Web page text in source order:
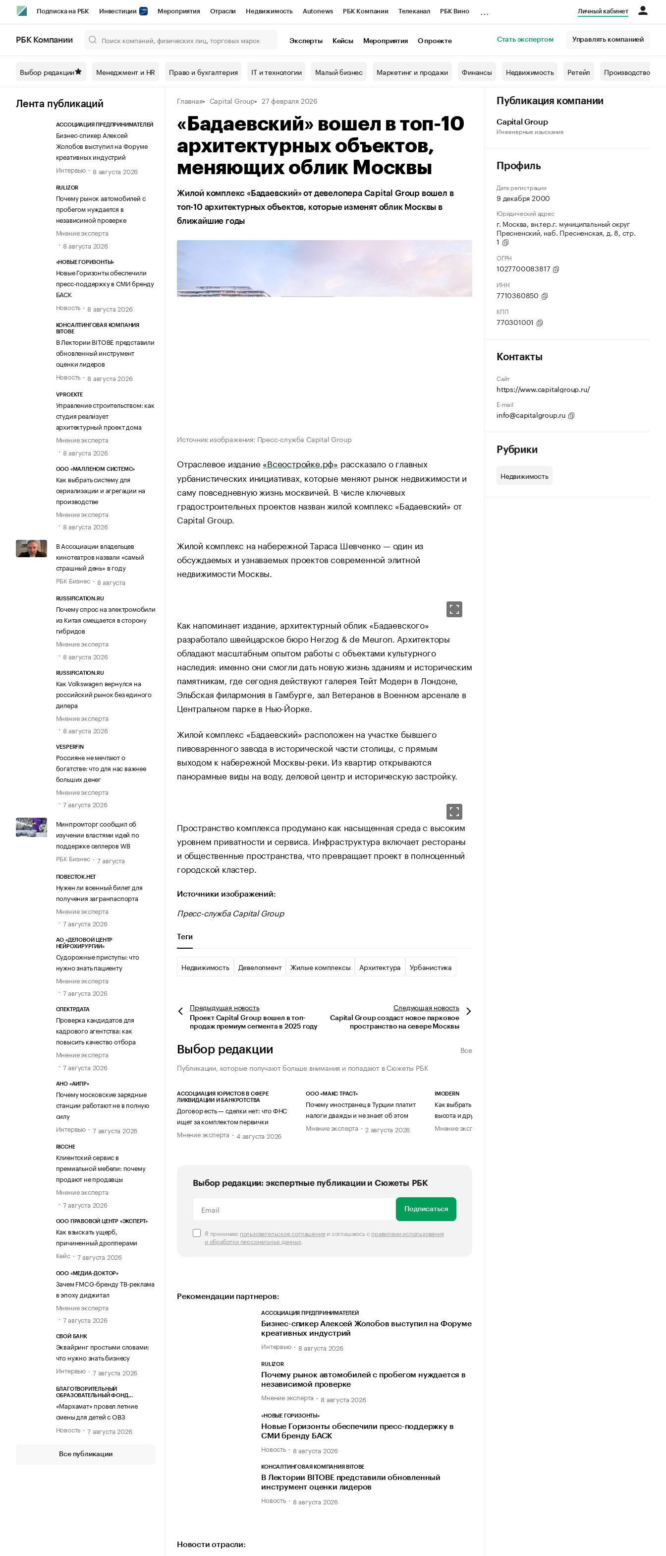
Подписка на РБК Инвестиции Мероприятия Отрасли Недвижимость Autonews РБК Компании Телеканал РБК Вино
Спецпроекты СПб Конференции СПб Спецпроекты Проверка контрагентов
Технологии и медиа Рынок наличной валюты
Личный кабинет
РБК Компании Эксперты Кейсы Мероприятия О проекте Стать экспертом Управлять компанией
Выбор редакции Менеджмент и HR Право и бухгалтерия IT и технологии Малый бизнес Маркетинг и продажи Финансы Недвижимость Ретейл Производство
Лента публикаций
АССОЦИАЦИЯ ПРЕДПРИНИМАТЕЛЕЙ
Бизнес-спикер Алексей
Жолобов выступил на Форуме
креативных индустрий
Интервью
8 августа 2026
RULIZOR
Почему рынок автомобилей с
пробегом нуждается в
независимой проверке
Мнение эксперта
8 августа 2026
«НОВЫЕ ГОРИЗОНТЫ»
Новые Горизонты обеспечили
пресс-поддержку в СМИ бренду
БАСК
Новость
8 августа 2026
КОНСАЛТИНГОВАЯ КОМПАНИЯ
BITOBE
В Лектории BITOBE представили
обновленный инструмент
оценки лидеров
Новость
8 августа 2026
VPROEKTE
Управление строительством: как
студия реализует
архитектурный проект дома
Мнение эксперта
8 августа 2026
ООО «МАЛЛЕНОМ СИСТЕМС»
Как выбрать систему для
сериализации и агрегации на
производстве
Мнение эксперта
8 августа 2026
В Ассоциации владельцев
кинотеатров назвали «самый
страшный день» в году
РБК Бизнес
8 августа
RUSSIFICATION.RU
Почему спрос на электромобили
из Китая смещается в сторону
гибридов
Мнение эксперта
8 августа 2026
RUSSIFICATION.RU
Как Volkswagen вернулся на
российский рынок без единого
дилера
Мнение эксперта
8 августа 2026
VESPERFIN
Россияне не мечтают о
богатстве: что для нас важнее
больших денег
Мнение эксперта
7 августа 2026
Минпромторг сообщил об
изучении властями идей по
поддержке селлеров WB
РБК Бизнес
7 августа
ПОВЕСТОК.НЕТ
Нужен ли военный билет для
получения загранпаспорта
Мнение эксперта
7 августа 2026
АО «ДЕЛОВОЙ ЦЕНТР
НЕЙРОХИРУРГИИ»
Судорожные приступы: что
нужно знать пациенту
Мнение эксперта
7 августа 2026
СПЕКТРДАТА
Проверка кандидатов для
кадрового агентства: как
повысить качество отбора
Мнение эксперта
7 августа 2026
АНО «АИПР»
Почему московские зарядные
станции работают не в полную
силу
Интервью
7 августа 2026
RICCHE
Клиентский сервис в
премиальной мебели: почему
продают не продавцы
Мнение эксперта
7 августа 2026
ООО ПРАВОВОЙ ЦЕНТР «ЭКСПЕРТ»
Как взыскать ущерб,
причиненный дропперами
Кейс
7 августа 2026
ООО «МЕДИА-ДОКТОР»
Зачем FMCG-бренду ТВ-реклама
в эпоху диджитал
Мнение эксперта
7 августа 2026
СВОЙ БАНК
Эквайринг простыми словами:
что нужно знать бизнесу
Интервью
7 августа 2026
БЛАГОТВОРИТЕЛЬНЫЙ
ОБРАЗОВАТЕЛЬНЫЙ ФОНД
«Мархамат» провел летние
смены для детей с ОВЗ
Новость
7 августа 2026
Все публикации
Главная Capital Group 27 февраля 2026
«Бадаевский» вошел в топ-10
архитектурных объектов,
меняющих облик Москвы
Жилой комплекс «Бадаевский» от девелопера Capital Group вошел в
топ-10 архитектурных объектов, которые изменят облик Москвы в
ближайшие годы
Источник изображения: Пресс-служба Capital Group
Отраслевое издание «Всеостройке.рф» рассказало о главных
урбанистических инициативах, которые меняют рынок недвижимости и
саму повседневную жизнь москвичей. В числе ключевых
градостроительных проектов назван жилой комплекс «Бадаевский» от
Capital Group.
Жилой комплекс на набережной Тараса Шевченко — один из
обсуждаемых и узнаваемых проектов современной элитной
недвижимости Москвы.
Как напоминает издание, архитектурный облик «Бадаевского»
разработало швейцарское бюро Herzog & de Meuron. Архитекторы
обладают масштабным опытом работы с объектами культурного
наследия: именно они смогли дать новую жизнь зданиям и историческим
памятникам, где сегодня действуют галерея Тейт Модерн в Лондоне,
Эльбская филармония в Гамбурге, зал Ветеранов в Военном арсенале в
Центральном парке в Нью-Йорке.
Жилой комплекс «Бадаевский» расположен на участке бывшего
пивоваренного завода в исторической части столицы, с прямым
выходом к набережной Москвы-реки. Из квартир открываются
панорамные виды на воду, деловой центр и историческую застройку.
Пространство комплекса продумано как насыщенная среда с высоким
уровнем приватности и сервиса. Инфраструктура включает рестораны
и общественные пространства, что превращает проект в полноценный
городской кластер.
Источники изображений:
Пресс-служба Capital Group
Теги
Недвижимость Девелопмент Жилые комплексы Архитектура Урбанистика
Предыдущая новость
Проект Capital Group вошел в топ-
продаж премиум сегмента в 2025 году
Следующаяновость
Capital Group создаст новое парковое
пространство на севере Москвы
Выбор редакции
Все
Публикации, которые получают больше внимания и попадают в Сюжеты РБК
АССОЦИАЦИЯ ЮРИСТОВ В СФЕРЕ
ЛИКВИДАЦИИ И БАНКРОТСТВА
Договор есть — сделки нет: что ФНС
ищет за комплектом первички
Мнение эксперта
4 августа 2026
ООО «МАКС ТРАСТ»
Почему иностранец в Турции платит
налоги дважды и не знает об этом
Мнение эксперта
2 августа 2026
IMODERN
Как выбрать журнальный столик:
высота и другие ключевые параметры
Мнение эксперта
Выбор редакции: экспертные публикации и Сюжеты РБК
Подписаться
Я принимаю пользовательское соглашениеи соглашаюсь с правилами использования
и обработки персональных данных.
Рекомендации партнеров:
АССОЦИАЦИЯ ПРЕДПРИНИМАТЕЛЕЙ
Бизнес-спикер Алексей Жолобов выступил на Форуме
креативных индустрий
Интервью 8 августа 2026
RULIZOR
Почему рынок автомобилей с пробегом нуждается в
независимой проверке
Мнение эксперта 8 августа 2026
«НОВЫЕ ГОРИЗОНТЫ»
Новые Горизонты обеспечили пресс-поддержку в
СМИ бренду БАСК
Новость 8 августа 2026
КОНСАЛТИНГОВАЯ КОМПАНИЯ BITOBE
В Лектории BITOBE представили обновленный
инструмент оценки лидеров
Новость 8 августа 2026
Новости отрасли:
Публикация компании
Capital Group
Инженерные изыскания
Профиль
Дата регистрации
9 декабря 2000
Юридический адрес
г. Москва, вн.тер.г. муниципальный округ
Пресненский, наб. Пресненская, д. 8, стр.
1
ОГРН
1027700083817
ИНН
7710360850
КПП
770301001
Контакты
Сайт
https://www.capitalgroup.ru/
E-mail
info@capitalgroup.ru
Рубрики
Недвижимость